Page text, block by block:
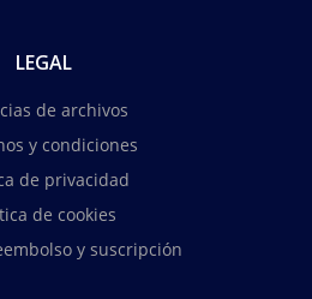
LEGAL
de archivos
y condiciones
de privacidad
de cookies
y suscripción